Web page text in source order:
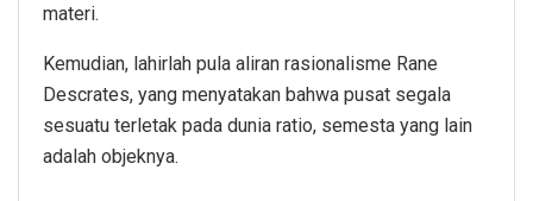
materi.
Kemudian, lahirlah pula aliran rasionalisme Rane
Descrates, yang menyatakan bahwa pusat segala
sesuatu terletak pada dunia ratio, semesta yang lain
adalah objeknya.